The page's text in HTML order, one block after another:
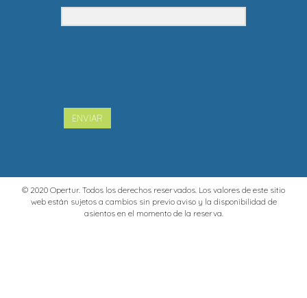
ENVIAR
© 2020 Opertur. Todos los derechos reservados. Los valores de este sitio
web están sujetos a cambios sin previo aviso y la disponibilidad de
asientos en el momento de la reserva.